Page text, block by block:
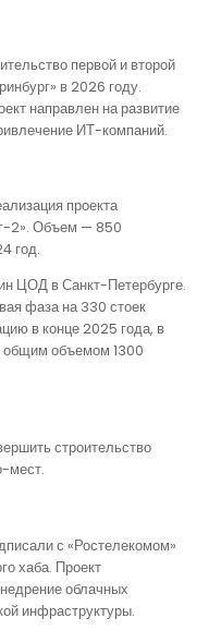
первой и второй
в 2026 году.
направлен на развитие
ИТ-компаний.
проекта
2». Объем — 850
год.
ЦОД в Санкт-Петербурге.
фаза на 330 стоек
в конце 2025 года, в
общим объемом 1300
строительство
мест.
с «Ростелекомом»
хаба. Проект
облачных
инфраструктуры.